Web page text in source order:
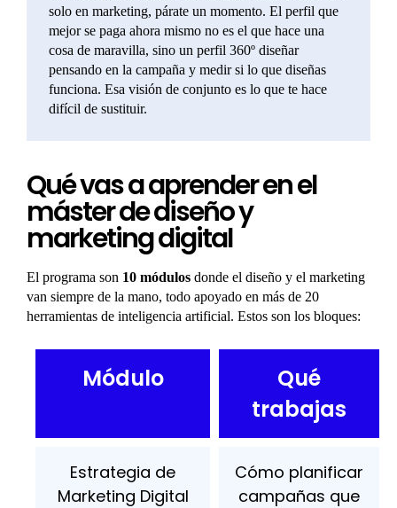
solo en marketing, párate un momento. El perfil que
mejor se paga ahora mismo no es el que hace una
cosa de maravilla, sino un perfil 360º diseñar
pensando en la campaña y medir si lo que diseñas
funciona. Esa visión de conjunto es lo que te hace
difícil de sustituir.
Qué vas a aprender en el
máster de diseño y
marketing digital
El programa son 10 módulos donde el diseño y el marketing
van siempre de la mano, todo apoyado en más de 20
herramientas de inteligencia artificial. Estos son los bloques:
Módulo
Qué
trabajas
Estrategia de
Marketing Digital
Cómo planificar
campañas que